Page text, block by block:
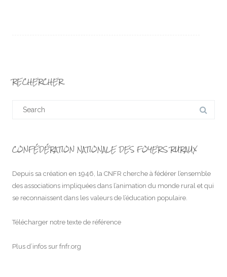
RECHERCHER
CONFÉDÉRATION NATIONALE DES FOYERS RURAUX
Depuis sa création en 1946, la CNFR cherche à fédérer l’ensemble
des associations impliquées dans l’animation du monde rural et qui
se reconnaissent dans les valeurs de l’éducation populaire.
Télécharger notre texte de référence
Plus d’infos sur fnfr.org